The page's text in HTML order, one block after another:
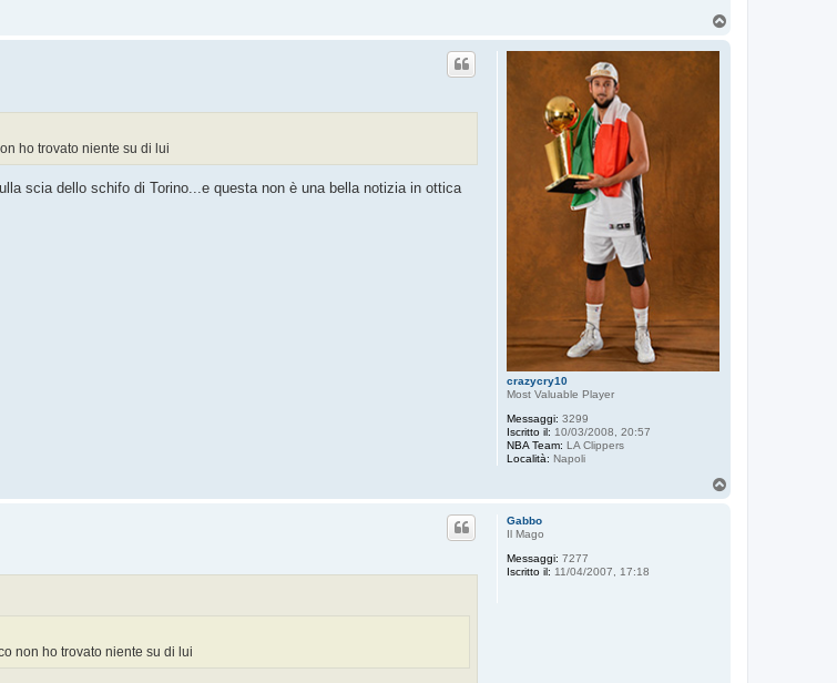
crazycry10
Most Valuable Player
Messaggi: 3299
Iscritto il: 10/03/2008, 20:57
NBA Team: LA Clippers
Località: Napoli
ho trovato niente su di lui
scia dello schifo di Torino...e questa non è una bella notizia in ottica
Gabbo
Il Mago
Messaggi: 7277
Iscritto il: 11/04/2007, 17:18
non ho trovato niente su di lui